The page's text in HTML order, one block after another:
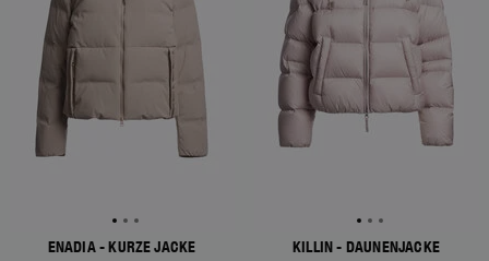
ENADIA - KURZE JACKE KILLIN - DAUNENJACKE